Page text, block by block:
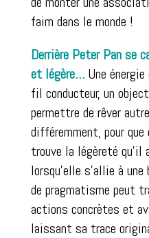
faim dans le monde !
Derrière Peter Pan se
et légère… Une
fil conducteur, un
permettre de rêver
différemment, pour que
trouve la légèreté qu’il
lorsqu’elle s’allie à
de pragmatisme peut
actions concrètes et
laissant sa trace